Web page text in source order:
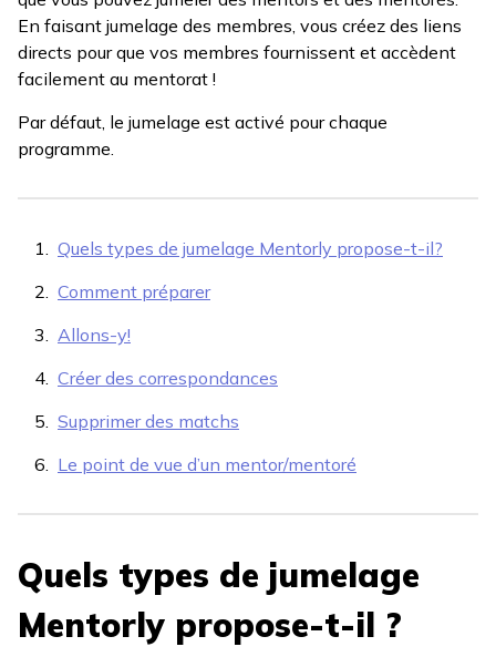
En faisant jumelage des membres, vous créez des liens
directs pour que vos membres fournissent et accèdent
facilement au mentorat !
Par défaut, le jumelage est activé pour chaque
programme.
Quels types de jumelage Mentorly propose-t-il?
Comment préparer
Allons-y!
Créer des correspondances
Supprimer des matchs
Le point de vue d’un mentor/mentoré
Quels types de jumelage
Mentorly propose-t-il ?